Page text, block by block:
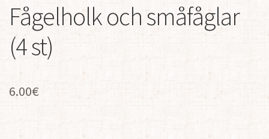
Fågelholk och småfåglar
(4 st)
6.00€